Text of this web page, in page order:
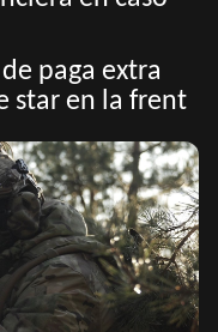
paga extra
star en la frent